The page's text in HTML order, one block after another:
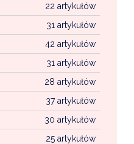
22 artykułów
31 artykułów
42 artykułów
31 artykułów
28 artykułów
37 artykułów
30 artykułów
25 artykułów